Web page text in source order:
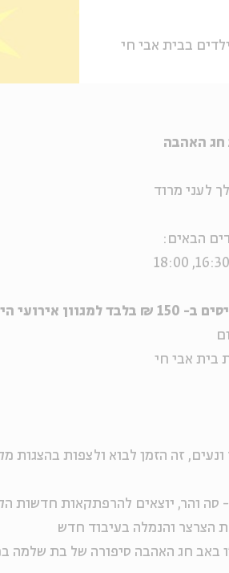
בבית אבי חי
חג האהבה
לעני מרוד
הבאים:
בבית אבי חי
בית אבי חי
זה הזמן לבוא ולצפות בהצגות
- סה והר, יוצאים להרפתקאות חדשות
הצרצר והנמלה בעיבוד חדש
באב חג האהבה סיפורה של בת שלמה